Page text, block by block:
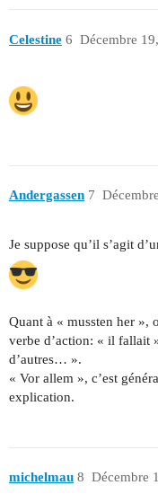
Celestine Décembre
6
Andergassen 7
Je suppose qu’il s’agit
Quant à « mussten her »,
verbe d’action: « il
d’autres… ».
« Vor allem », c’est
explication.
michelmau Décembre
8